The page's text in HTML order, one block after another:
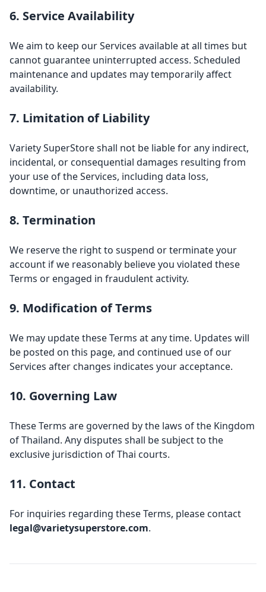
6. Service Availability
We aim to keep our Services available at all times but
cannot guarantee uninterrupted access. Scheduled
maintenance and updates may temporarily affect
availability.
7. Limitation of Liability
Variety SuperStore shall not be liable for any indirect,
incidental, or consequential damages resulting from
your use of the Services, including data loss,
downtime, or unauthorized access.
8. Termination
We reserve the right to suspend or terminate your
account if we reasonably believe you violated these
Terms or engaged in fraudulent activity.
9. Modification of Terms
We may update these Terms at any time. Updates will
be posted on this page, and continued use of our
Services after changes indicates your acceptance.
10. Governing Law
These Terms are governed by the laws of the Kingdom
of Thailand. Any disputes shall be subject to the
exclusive jurisdiction of Thai courts.
11. Contact
For inquiries regarding these Terms, please contact
legal@varietysuperstore.com.